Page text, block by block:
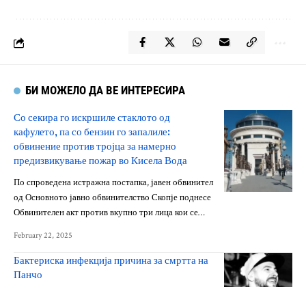
БИ МОЖЕЛО ДА ВЕ ИНТЕРЕСИРА
Со секира го искршиле стаклото од
кафулето, па со бензин го запалиле:
обвинение против тројца за намерно
предизвикување пожар во Кисела Вода
По спроведена истражна постапка, јавен обвинител
од Основното јавно обвинителство Скопје поднесе
Обвинителен акт против вкупно три лица кои се…
February 22, 2025
Бактериска инфекција причина за смртта на
Панчо